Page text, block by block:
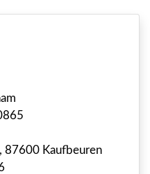
87600 Kaufbeuren